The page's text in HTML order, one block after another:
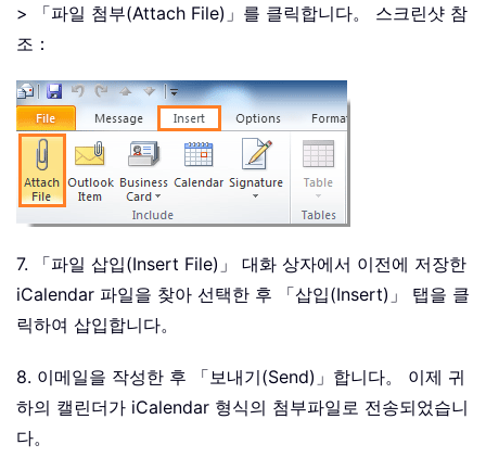
> 「파일 첨부(Attach File)」를 클릭합니다。 스크린샷 참
조：
7. 「파일 삽입(Insert File)」 대화 상자에서 이전에 저장한
iCalendar 파일을 찾아 선택한 후 「삽입(Insert)」 탭을 클
릭하여 삽입합니다。
8. 이메일을 작성한 후 「보내기(Send)」합니다。 이제 귀
하의 캘린더가 iCalendar 형식의 첨부파일로 전송되었습니
다。